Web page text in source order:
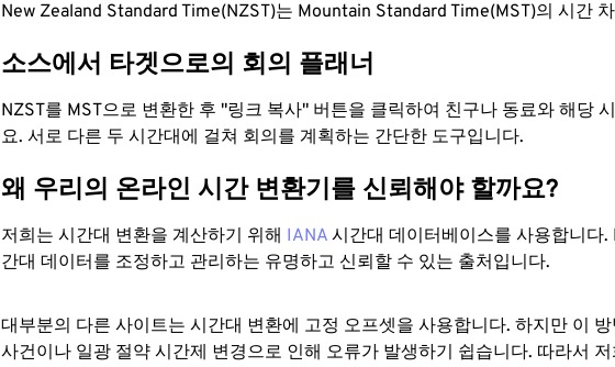
New Zealand Standard Time(NZST)는 Mountain Standard Time(MST)의 시간
소스에서 타겟으로의 회의 플래너
NZST를 MST으로 변환한 후 "링크 복사" 버튼을 클릭하여 친구나 동료와 해당
요. 서로 다른 두 시간대에 걸쳐 회의를 계획하는 간단한 도구입니다.
왜 우리의 온라인 시간 변환기를 신뢰해야 할까요?
저희는 시간대 변환을 계산하기 위해 IANA 시간대 데이터베이스를 사용합니다.
간대 데이터를 조정하고 관리하는 유명하고 신뢰할 수 있는 출처입니다.
대부분의 다른 사이트는 시간대 변환에 ​​고정 오프셋을 사용합니다. 하지만 이
사건이나 일광 절약 시간제 변경으로 인해 오류가 발생하기 쉽습니다. 따라서 저